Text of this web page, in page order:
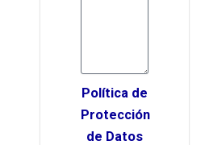
Política de
Protección
de Datos